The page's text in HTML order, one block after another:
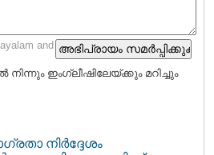
and
ഇംഗ്ലീഷിലേയ്ക്കും മറിച്ചും
നിര്‍ദ്ദേശം